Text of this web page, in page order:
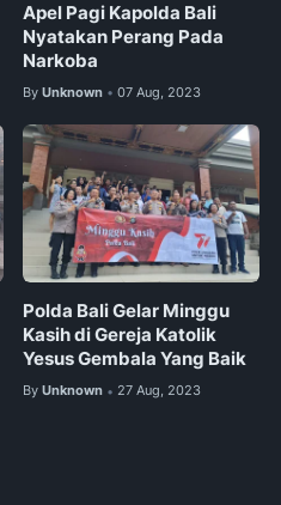
Apel Pagi Kapolda Bali
Nyatakan Perang Pada
Narkoba
By Unknown • 07 Aug, 2023
Polda Bali Gelar Minggu
Kasih di Gereja Katolik
Yesus Gembala Yang Baik
By Unknown • 27 Aug, 2023